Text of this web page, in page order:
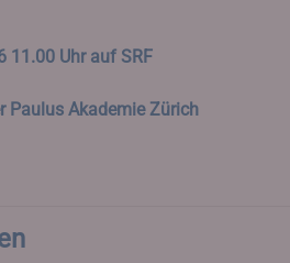
11.00 Uhr auf SRF
Paulus Akademie Zürich